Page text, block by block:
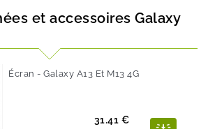
et accessoires Galaxy
Écran - Galaxy A13 Et M13 4G
Prix
31.41 €